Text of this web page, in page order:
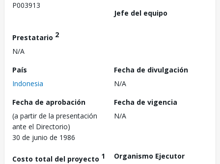
P003913
Jefe del equipo
Prestatario 2
N/A
País
Indonesia
Fecha de divulgación
N/A
Fecha de aprobación
(a partir de la presentación
ante el Directorio)
30 de junio de 1986
Fecha de vigencia
N/A
Costo total del proyecto 1
Organismo Ejecutor